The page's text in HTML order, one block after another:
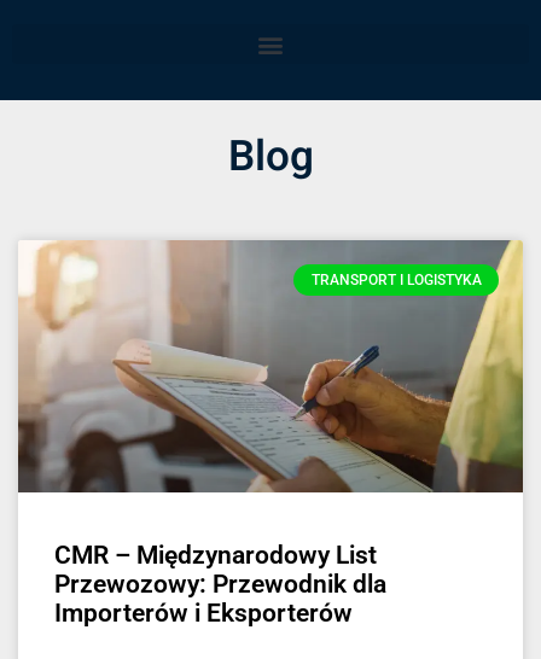
Blog
TRANSPORT I LOGISTYKA
CMR – Międzynarodowy List
Przewozowy: Przewodnik dla
Importerów i Eksporterów